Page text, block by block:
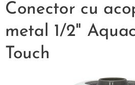
Conector cu
metal 1/2"
Touch